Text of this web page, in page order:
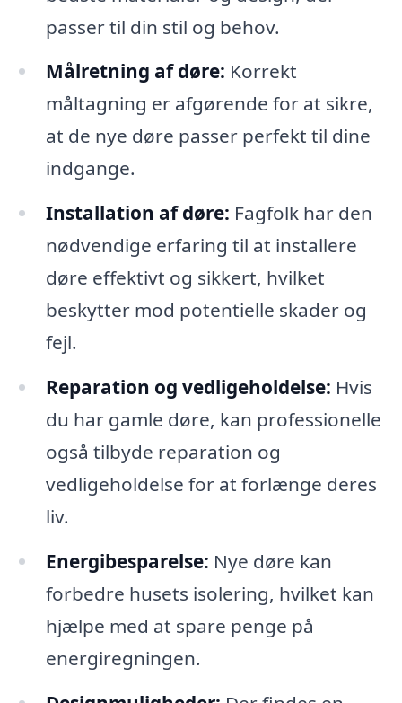
passer til din stil og behov.
Målretning af døre: Korrekt
måltagning er afgørende for at sikre,
at de nye døre passer perfekt til dine
indgange.
Installation af døre: Fagfolk har den
nødvendige erfaring til at installere
døre effektivt og sikkert, hvilket
beskytter mod potentielle skader og
fejl.
Reparation og vedligeholdelse: Hvis
du har gamle døre, kan professionelle
også tilbyde reparation og
vedligeholdelse for at forlænge deres
liv.
Energibesparelse: Nye døre kan
forbedre husets isolering, hvilket kan
hjælpe med at spare penge på
energiregningen.